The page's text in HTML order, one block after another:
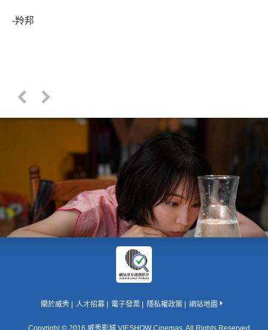
-羚邦
Copyright © 2016 威秀影城 VIESHOW Cinemas. All Rights Reserved.
關於威秀 人才招募 電子發票 隱私權政策 網站地圖